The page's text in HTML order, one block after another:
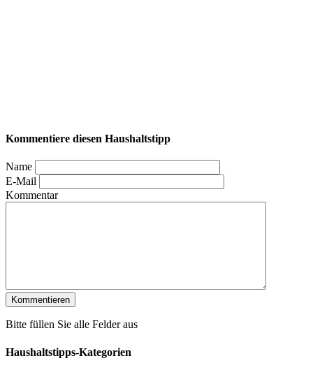
Kommentiere diesen Haushaltstipp
Name
E-Mail
Kommentar
Bitte füllen Sie alle Felder aus
Haushaltstipps-Kategorien